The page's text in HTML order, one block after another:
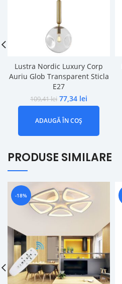
Lustra Nordic Luxury Corp
Auriu Glob Transparent Sticla
E27
109,41lei 77,34 lei
ADAUGĂ ÎN COȘ
PRODUSE SIMILARE
-18%